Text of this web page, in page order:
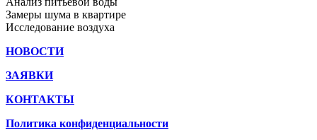
Замеры шума в квартире
Исследование воздуха
НОВОСТИ
ЗАЯВКИ
КОНТАКТЫ
Политика конфиденциальности